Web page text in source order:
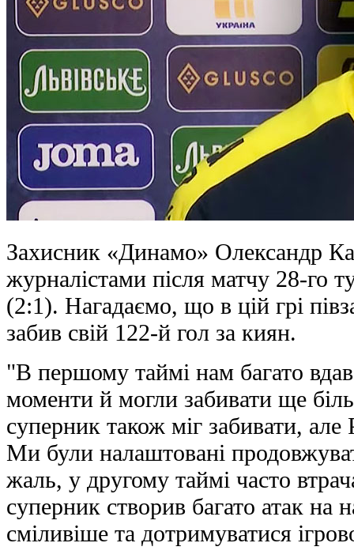
Захисник «Динамо» Олександр
журналістами після матчу 28-го
(2:1). Нагадаємо, що в цій грі
забив свій 122-й гол за киян.
"В першому таймі нам багато
моменти й могли забивати ще
суперник також міг забивати,
Ми були налаштовані
жаль, у другому таймі часто
суперник створив багато атак на
сміливіше та дотримуватися